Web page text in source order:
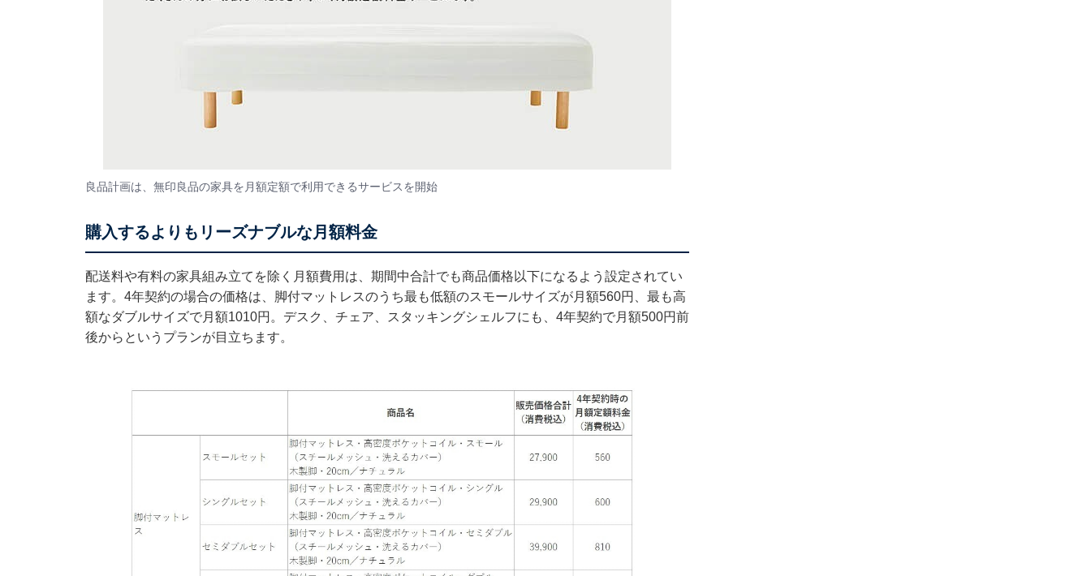
良品計画は、無印良品の家具を月額定額で利用できるサービスを開始
購入するよりもリーズナブルな月額料金
配送料や有料の家具組み立てを除く月額費用は、期間中合計でも商品価格以下になるよう設定されてい
ます。4年契約の場合の価格は、脚付マットレスのうち最も低額のスモールサイズが月額560円、最も高
額なダブルサイズで月額1010円。デスク、チェア、スタッキングシェルフにも、4年契約で月額500円前
後からというプランが目立ちます。